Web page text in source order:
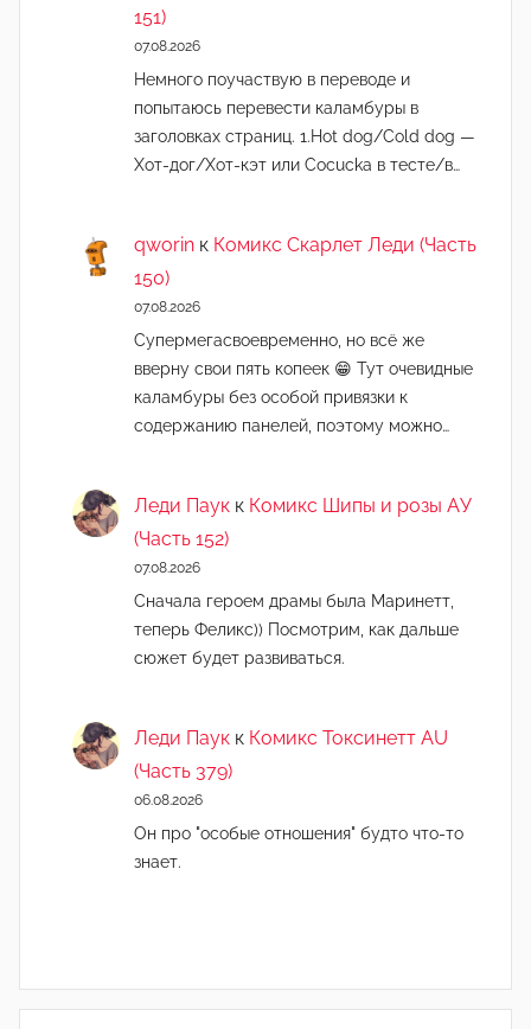
151)
07.08.2026
Немного поучаствую в переводе и
попытаюсь перевести каламбуры в
заголовках страниц. 1.Hot dog/Cold dog —
Хот-дог/Хот-кэт или Cocucka в тесте/в…
qworin к Комикс Скарлет Леди (Часть
150)
07.08.2026
Супермегасвоевременно, но всё же
вверну свои пять копеек 😁 Тут очевидные
каламбуры без особой привязки к
содержанию панелей, поэтому можно…
Леди Паук к Комикс Шипы и розы АУ
(Часть 152)
07.08.2026
Сначала героем драмы была Маринетт,
теперь Феликс)) Посмотрим, как дальше
сюжет будет развиваться.
Леди Паук к Комикс Токсинетт AU
(Часть 379)
06.08.2026
Он про "особые отношения" будто что-то
знает.